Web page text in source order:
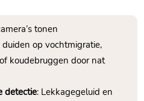
tonen
op vochtmigratie,
koudebruggen door nat
detectie: Lekkagegeluid en